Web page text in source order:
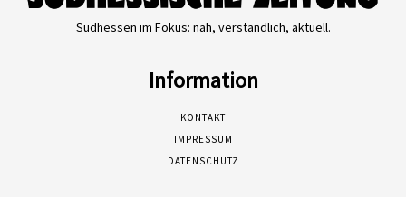
Südhessen im Fokus: nah, verständlich, aktuell.
Information
KONTAKT
IMPRESSUM
DATENSCHUTZ